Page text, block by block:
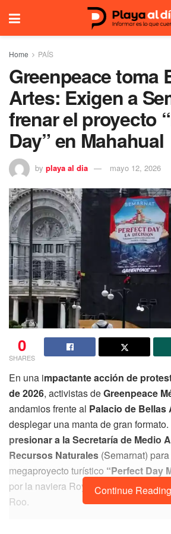
Home PAÍS
Greenpeace toma
Artes: Exigen a
frenar el proyecto
Day” en Mahahual
by playa al dia mayo 12, 2026
0
SHARES
En una impactante acción de
de 2026, activistas deGreenpeace
andamios frente al Palacio de Bellas
desplegar una manta de gran
presionar a la Secretaría de Medio
Recursos Naturales (Semarnat)
megaproyecto turístico “Perfect Day
por la naviera Royal Caribbean en
Roo.
Continue Reading